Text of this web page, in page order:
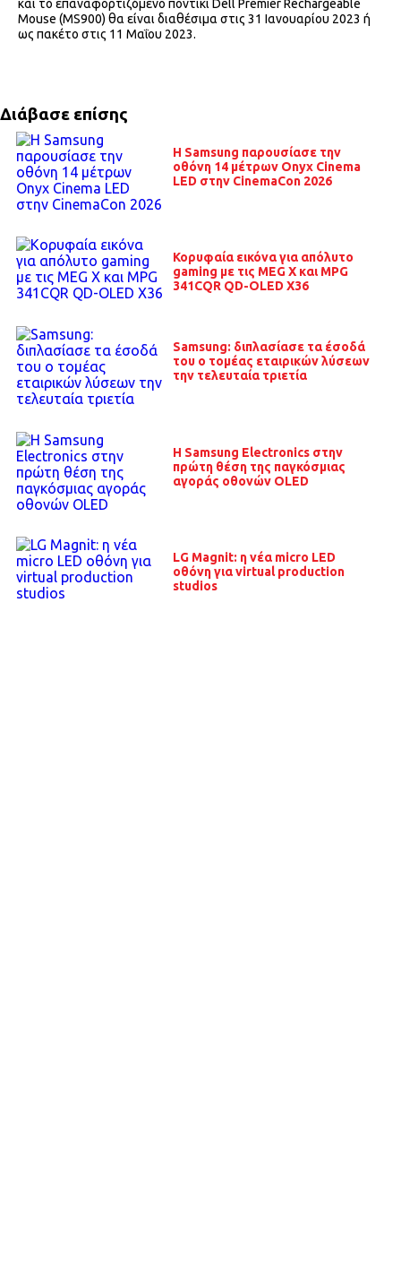
και το επαναφορτιζόμενο ποντίκι Dell Premier Rechargeable
Mouse (MS900) θα είναι διαθέσιμα στις 31 Ιανουαρίου 2023 ή
ως πακέτο στις 11 Μαΐου 2023.
Διάβασε επίσης
Η Samsung παρουσίασε την
οθόνη 14 μέτρων Onyx Cinema
LED στην CinemaCon 2026
Κορυφαία εικόνα για απόλυτο
gaming με τις MEG X και MPG
341CQR QD-OLED X36
Samsung: διπλασίασε τα έσοδά
του ο τομέας εταιρικών λύσεων
την τελευταία τριετία
Η Samsung Electronics στην
πρώτη θέση της παγκόσμιας
αγοράς οθονών OLED
LG Magnit: η νέα micro LED
οθόνη για virtual production
studios